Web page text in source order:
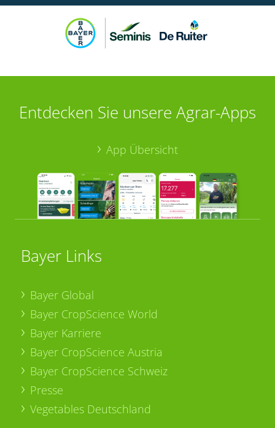
Entdecken Sie unsere Agrar-Apps
App Übersicht
Bayer Links
Bayer Global
Bayer CropScience World
Bayer Karriere
Bayer CropScience Austria
Bayer CropScience Schweiz
Presse
Vegetables Deutschland